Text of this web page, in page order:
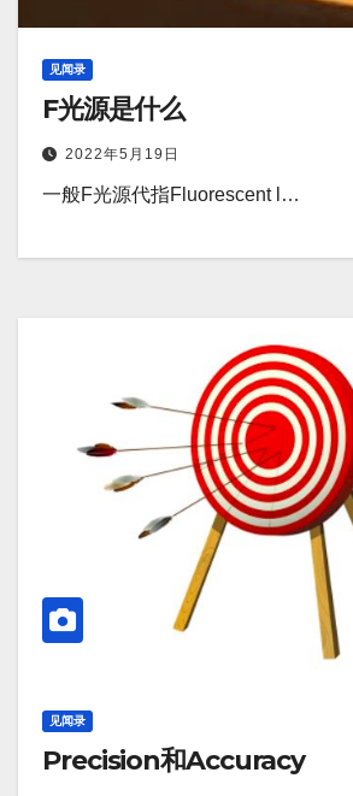
见闻录
F光源是什么
2022年5月19日
一般F光源代指Fluorescent l…
见闻录
Precision和Accuracy